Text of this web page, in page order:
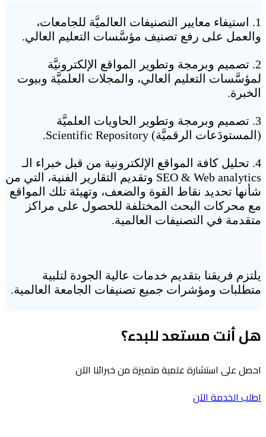
1. استيفاء معايير التصنيفات العالميَّة للجامعات،
والعمل على رفع تصنيف مؤسَّسات التعليم العالي.
2. تصميم وبرمجة وتطوير المواقع الإلكترونيَّة
لمؤسَّسات التعليم العالي، والمجلات العلميَّة وبيوت
الخبرة.
3. تصميم وبرمجة وتطوير الحاويات العلميَّة
(المستودَعات الرقميَّة) Scientific Repository.
4. تحليل كافة المواقع الإلكترونية من قبل خبراء الـ
SEO & Web analytics وتقديم التقارير الفنية، التي من
شأنها تحديد نقاط القوة والضعف، وتهيئة تلك المواقع
مع محركات البحث المختلفة للحصول على مراكز
متقدمة في التصنيفات العالمية.
يلتزم فريقنا بتقديم خدمات عالية الجودة لتلبية
متطلبات ومؤشرات جميع تصنيفات الجامعة العالمية.
هل أنت مستعد للبدء؟
احصل على استشارة علمية متميزة من خبرائنا الآن
اطلب الخدمة الآن